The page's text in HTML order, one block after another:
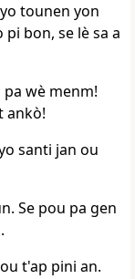
tounen yon
bon, se lè sa a
pa wè menm!
ankò!
santi jan ou
Se pou pa gen
t'ap pini an.